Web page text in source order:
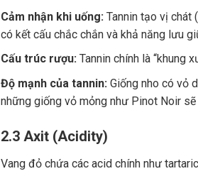
Cảm nhận khi uống:Tannin tạo vị chát
có kết cấu chắc chắn và khả năng lưu
Cấu trúc rượu:Tannin chính là “khung
Độ mạnh của tannin:Giống nho có vỏ
những giống vỏ mỏng như Pinot Noir sẽ
2.3 Axit (Acidity)
Vang đỏ chứa các acid chính như